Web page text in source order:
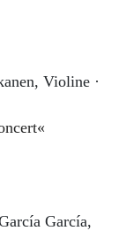
Violine ·
García,